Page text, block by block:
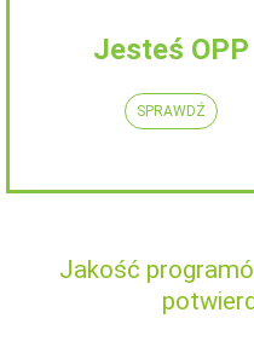
Jesteś OPP
SPRAWDŹ
Jakość